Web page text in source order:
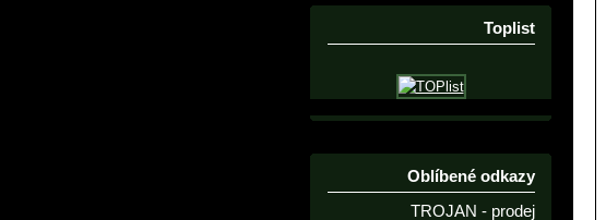
Toplist
Oblíbené odkazy
TROJAN - prodej